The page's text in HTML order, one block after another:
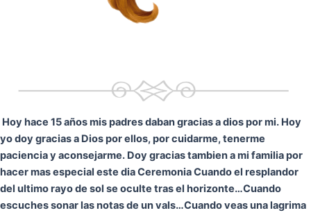
Hoy hace 15 años mis padres daban gracias a dios por mi. Hoy
yo doy gracias a Dios por ellos, por cuidarme, tenerme
paciencia y aconsejarme. Doy gracias tambien a mi familia por
hacer mas especial este dia CeremoniaCuando el resplandor
del ultimo rayo de sol se oculte tras el horizonte…Cuando
escuches sonar las notas de un vals…Cuando veas una lagrima